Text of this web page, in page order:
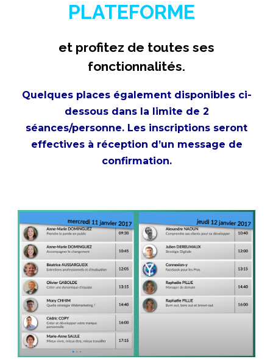
PLATEFORME
et profitez de toutes ses
fonctionnalités.
Quelques places également disponibles ci-
dessous dans la limite de 2
séances/personne. Les inscriptions seront
effectives à réception d’un message de
confirmation.